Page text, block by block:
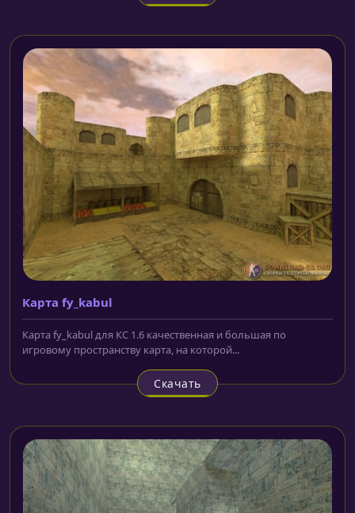
Карта fy_kabul
Карта fy_kabul для КС 1.6 качественная и большая по
игровому пространству карта, на которой...
Скачать